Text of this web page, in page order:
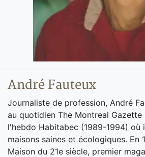
André Fauteux
Journaliste de profession, André
au quotidien The Montreal Gazette
l'hebdo Habitabec (1989-1994) où
maisons saines et écologiques. En
Maison du 21e siècle, premier